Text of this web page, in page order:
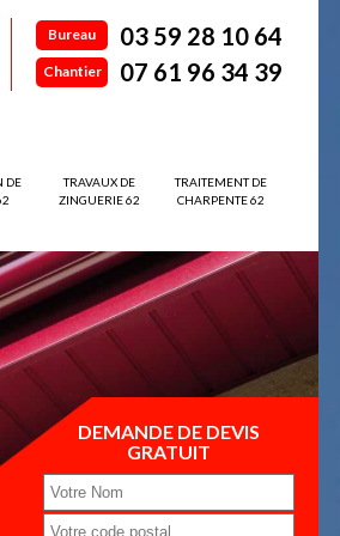
Bureau 03 59 28 10 64
Chantier 07 61 96 34 39
DE
TRAVAUX DE
ZINGUERIE 62
TRAITEMENT DE
CHARPENTE 62
DEMANDE DE DEVIS
GRATUIT